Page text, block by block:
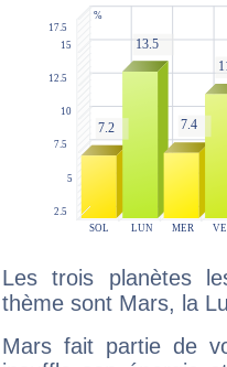
Les trois planètes
thème sont Mars, la
Mars fait partie de